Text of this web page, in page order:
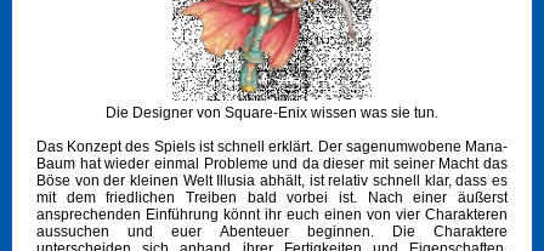
Die Designer von Square-Enix wissen was sie tun.
Das Konzept des Spiels ist schnell erklärt. Der sagenumwobene Mana-
Baum hat wieder einmal Probleme und da dieser mit seiner Macht das
Böse von der kleinen Welt Illusia abhält, ist relativ schnell klar, dass es
mit dem friedlichen Treiben bald vorbei ist. Nach einer äußerst
ansprechenden Einführung könnt ihr euch einen von vier Charakteren
aussuchen und euer Abenteuer beginnen. Die Charaktere